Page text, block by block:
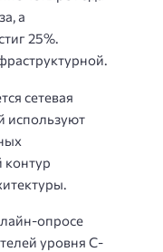
а
25%.
сетевая
используют
контур
опросе
уровня C-